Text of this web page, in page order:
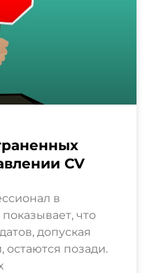
CV
в
что
допуская
позади.